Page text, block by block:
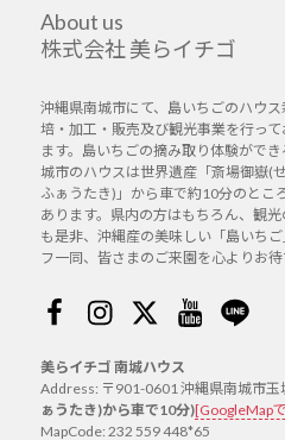
About us
株式会社 美らイチゴ
沖縄県南城市にて、島いちごのハウス
培・加工・販売及び観光事業を行って
ます。島いちごの摘み取り体験ができ
城市のハウスは世界遺産「斎場御嶽(
ふぁうたき)」から車で約10分のとこ
あります。県内の方はもちろん、観光
も是非、沖縄産の美味しい「島いち
フ一同、皆さまのご来園を心よりお待
Facebook
Instagram
Twitter
Youtube
Line
美らイチゴ 南城ハウス
Address: 〒901-0601 沖縄県南城市
ぁうたき)から車で10分)[GoogleMap
MapCode: 232 559 448*65